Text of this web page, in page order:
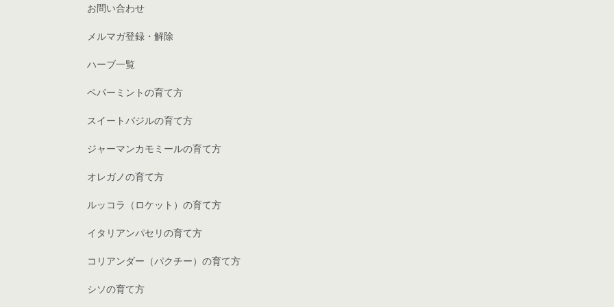
お問い合わせ
メルマガ登録・解除
ハーブ一覧
ペパーミントの育て方
スイートバジルの育て方
ジャーマンカモミールの育て方
オレガノの育て方
ルッコラ（ロケット）の育て方
イタリアンパセリの育て方
コリアンダー（パクチー）の育て方
シソの育て方